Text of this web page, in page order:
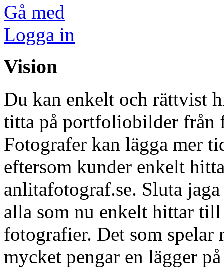
Gå med
Logga in
Vision
Du kan enkelt och rättvist
titta på portfoliobilder från
Fotografer kan lägga mer
eftersom kunder enkelt
anlitafotograf.se. Sluta
alla som nu enkelt hittar
fotografier. Det som
mycket pengar en lägger